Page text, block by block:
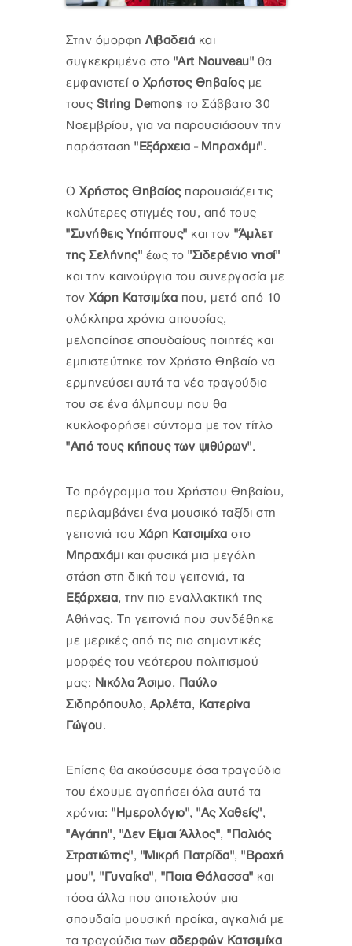
Στην όμορφη Λιβαδειά και
συγκεκριμένα στο "Art Nouveau" θα
εμφανιστεί ο Χρήστος Θηβαίοςμε
τους String Demons το Σάββατο 30
Νοεμβρίου, για να παρουσιάσουν την
παράσταση "Εξάρχεια - Μπραχάμι".
Ο Χρήστος Θηβαίοςπαρουσιάζει τις
καλύτερες στιγμές του, από τους
"Συνήθεις Υπόπτους" και τον "Άμλετ
της Σελήνης" έως το "Σιδερένιο νησί"
και την καινούργια του συνεργασία με
τον Χάρη Κατσιμίχα που, μετά από 10
ολόκληρα χρόνια απουσίας,
μελοποίησε σπουδαίους ποιητές και
εμπιστεύτηκε τον Χρήστο Θηβαίο να
ερμηνεύσει αυτά τα νέα τραγούδια
του σε ένα άλμπουμ που θα
κυκλοφορήσει σύντομα με τον τίτλο
"Από τους κήπους των ψιθύρων".
Το πρόγραμμα του Χρήστου Θηβαίου,
περιλαμβάνει ένα μουσικό ταξίδι στη
γειτονιά του Χάρη Κατσιμίχα στο
Μπραχάμι και φυσικά μια μεγάλη
στάση στη δική του γειτονιά, τα
Εξάρχεια, την πιο εναλλακτική της
Αθήνας. Τη γειτονιά που συνδέθηκε
με μερικές από τις πιο σημαντικές
μορφές του νεότερου πολιτισμού
μας: Νικόλα Άσιμο, Παύλο
Σιδηρόπουλο, Αρλέτα, Κατερίνα
Γώγου.
Επίσης θα ακούσουμε όσα τραγούδια
του έχουμε αγαπήσει όλα αυτά τα
χρόνια: "Ημερολόγιο", "Ας Χαθείς",
"Αγάπη", "Δεν Είμαι Άλλος", "Παλιός
Στρατιώτης", "Μικρή Πατρίδα", "Βροχή
μου", "Γυναίκα", "Ποια Θάλασσα" και
τόσα άλλα που αποτελούν μια
σπουδαία μουσική προίκα, αγκαλιά με
τα τραγούδια των αδερφών Κατσιμίχα